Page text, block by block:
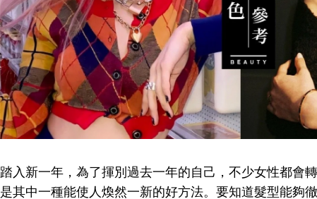
踏入新一年，為了揮別過去一年的自己，不少女性都會
是其中一種能使人煥然一新的好方法。要知道髮型能夠